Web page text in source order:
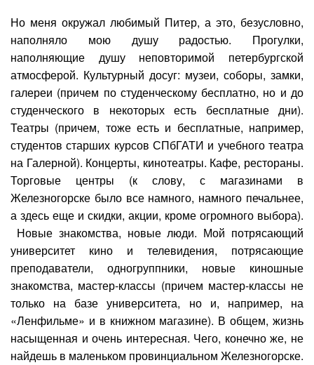
Но меня окружал любимый Питер, а это, безусловно,
наполняло мою душу радостью. Прогулки,
наполняющие душу неповторимой петербургской
атмосферой. Культурный досуг: музеи, соборы, замки,
галереи (причем по студенческому бесплатно, но и до
студенческого в некоторых есть бесплатные дни).
Театры (причем, тоже есть и бесплатные, например,
студентов старших курсов СПбГАТИ и учебного театра
на Галерной). Концерты, кинотеатры. Кафе, рестораны.
Торговые центры (к слову, с магазинами в
Железногорске было все намного, намного печальнее,
а здесь еще и скидки, акции, кроме огромного выбора).
Новые знакомства, новые люди. Мой потрясающий
университет кино и телевидения, потрясающие
преподаватели, одногруппники, новые киношные
знакомства, мастер-классы (причем мастер-классы не
только на базе университета, но и, например, на
«Ленфильме» и в книжном магазине). В общем, жизнь
насыщенная и очень интересная. Чего, конечно же, не
найдешь в маленьком провинциальном Железногорске.